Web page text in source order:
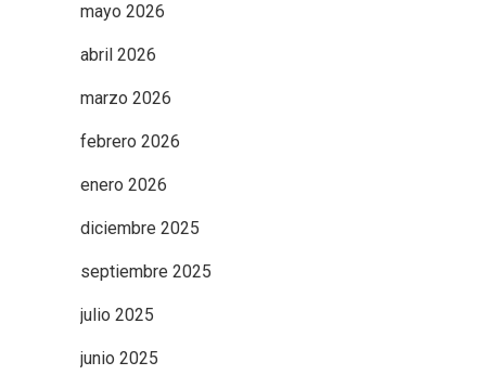
mayo 2026
abril 2026
marzo 2026
febrero 2026
enero 2026
diciembre 2025
septiembre 2025
julio 2025
junio 2025